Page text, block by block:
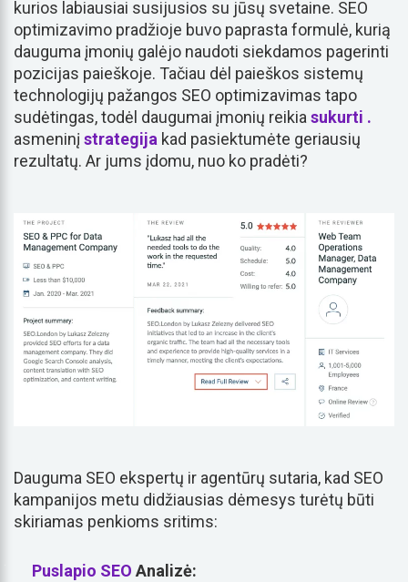
kurios labiausiai susijusios su jūsų svetaine. SEO
optimizavimo pradžioje buvo paprasta formulė, kurią
dauguma įmonių galėjo naudoti siekdamos pagerinti
pozicijas paieškoje. Tačiau dėl paieškos sistemų
technologijų pažangos SEO optimizavimas tapo
sudėtingas, todėl daugumai įmonių reikiasukurti .
asmeninį strategija kad pasiektumėte geriausių
rezultatų. Ar jums įdomu, nuo ko pradėti?
Dauguma SEO ekspertų ir agentūrų sutaria, kad SEO
kampanijos metu didžiausias dėmesys turėtų būti
skiriamas penkioms sritims:
Puslapio SEO Analizė: